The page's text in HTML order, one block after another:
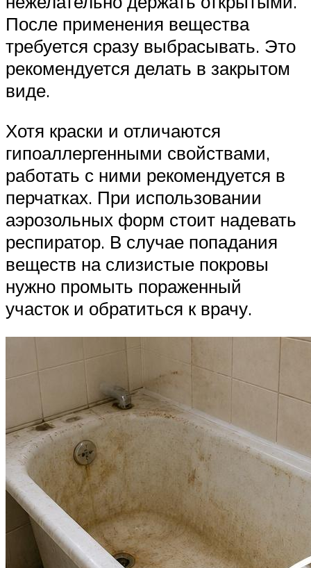
После применения вещества
требуется сразу выбрасывать. Это
рекомендуется делать в закрытом
виде.
Хотя краски и отличаются
гипоаллергенными свойствами,
работать с ними рекомендуется в
перчатках. При использовании
аэрозольных форм стоит надевать
респиратор. В случае попадания
веществ на слизистые покровы
нужно промыть пораженный
участок и обратиться к врачу.